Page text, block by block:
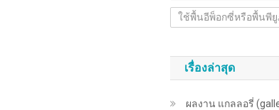
ใช้พื้นอีพ็อกซี่หรือพื้นพียู
เรื่องล่าสุด
ผลงาน แกลลอรี่